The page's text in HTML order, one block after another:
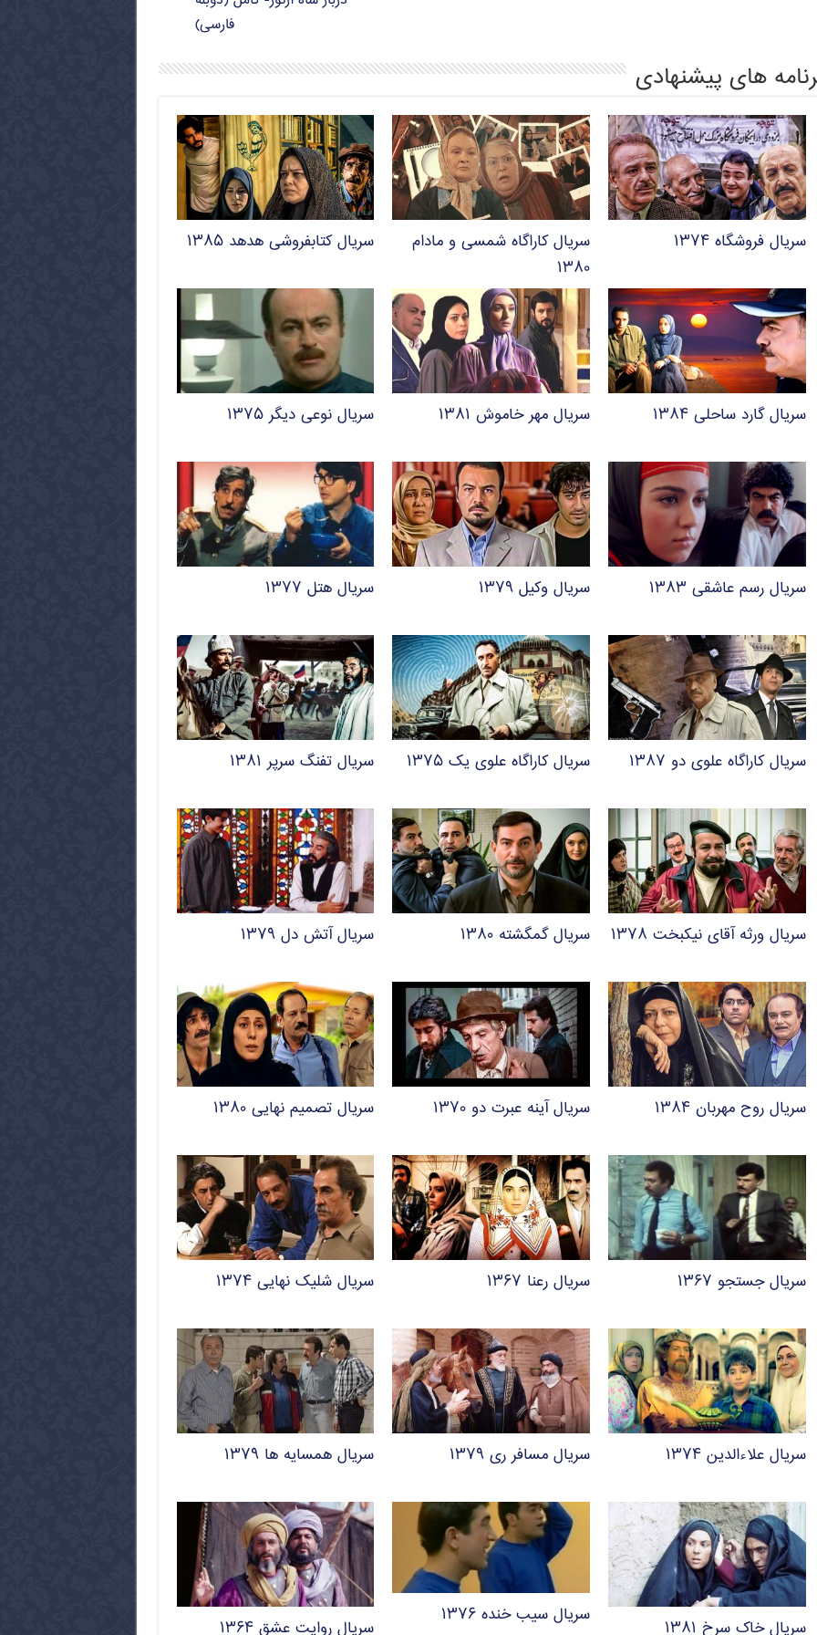
فارسی)
های پیشنهادی
سریال فروشگاه ۱۳۷۴
سریال کاراگاه شمسی و مادام
۱۳۸۰
سریال کتابفروشی هدهد ۱۳۸۵
سریال گارد ساحلی ۱۳۸۴ سریال مهر خاموش ۱۳۸۱ سریال نوعی دیگر ۱۳۷۵
سریال رسم عاشقی ۱۳۸۳ سریال وکیل ۱۳۷۹ سریال هتل ۱۳۷۷
سریال کاراگاه علوی دو ۱۳۸۷ سریال کاراگاه علوی یک ۱۳۷۵ سریال تفنگ سرپر ۱۳۸۱
سریال ورثه آقای نیکبخت ۱۳۷۸ سریال گمگشته ۱۳۸۰ سریال آتش دل ۱۳۷۹
سریال روح مهربان ۱۳۸۴ سریال آینه عبرت دو ۱۳۷۰ سریال تصمیم نهایی ۱۳۸۰
سریال جستجو ۱۳۶۷ سریال رعنا ۱۳۶۷ سریال شلیک نهایی ۱۳۷۴
سریال علاءالدین ۱۳۷۴ سریال مسافر ری ۱۳۷۹ سریال همسایه ها ۱۳۷۹
سریال خاک سرخ ۱۳۸۱
سریال سیب خنده ۱۳۷۶
سریال روایت عشق ۱۳۶۴